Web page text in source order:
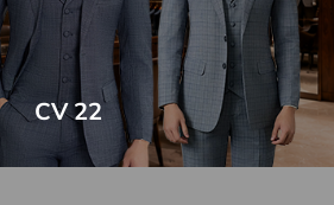
CV 22